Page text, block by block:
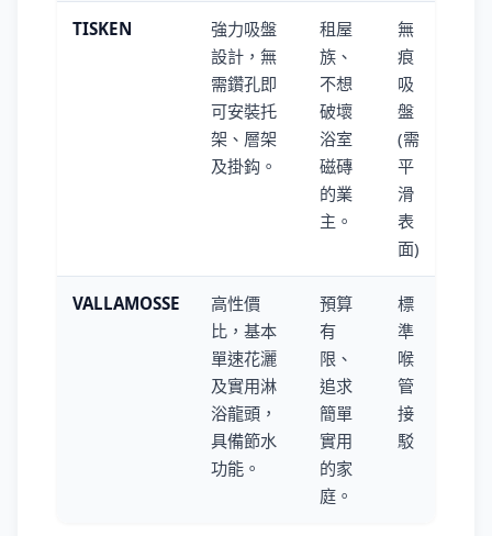
TISKEN
強力吸盤
設計，無
需鑽孔即
可安裝托
架、層架
及掛鈎。
租屋
族、
不想
破壞
浴室
磁磚
的業
主。
無
痕
吸
盤
(需
平
滑
表
面)
VALLAMOSSE
高性價
比，基本
單速花灑
及實用淋
浴龍頭，
具備節水
功能。
預算
有
限、
追求
簡單
實用
的家
庭。
標
準
喉
管
接
駁